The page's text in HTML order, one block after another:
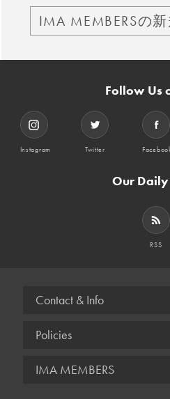
IMA MEMBERSの
Follow Us
Instagram Twitter
Our Daily
RSS
Contact & Info
Policies
IMA MEMBERS